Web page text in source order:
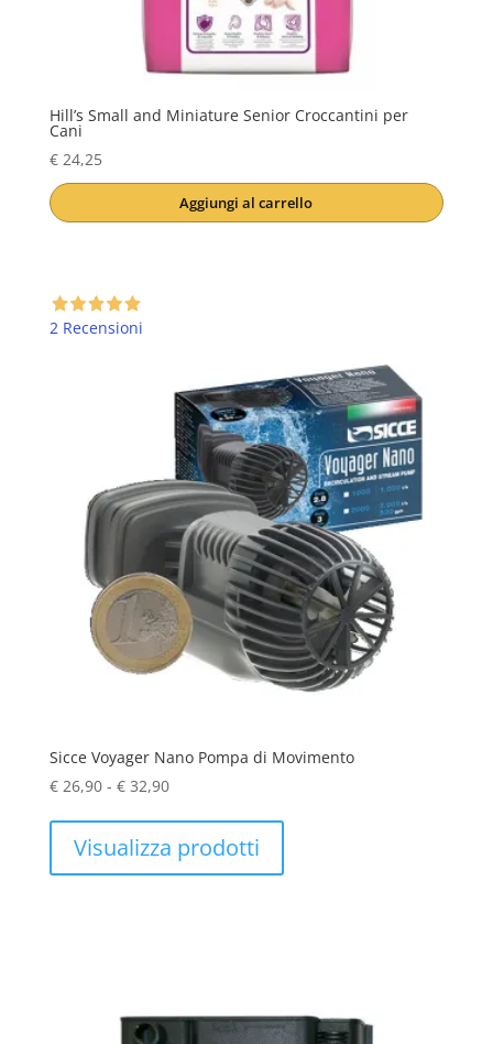
Hill’s Small and Miniature Senior Croccantini per
Cani
€24,25
Aggiungi al carrello
2 Recensioni
Sicce Voyager Nano Pompa di Movimento
€26,90 - €32,90Fascia
da
Visualizza prodotti